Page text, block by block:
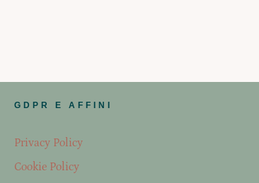
GDPR E AFFINI
Privacy Policy
Cookie Policy